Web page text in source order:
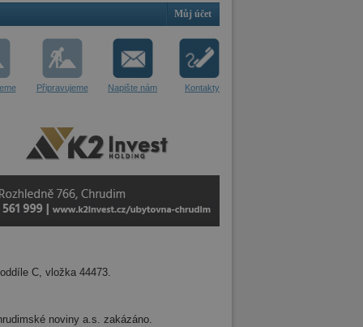
Můj účet
Připravujeme Napište nám Kontakty
C, vložka 44473.
noviny a.s. zakázáno.